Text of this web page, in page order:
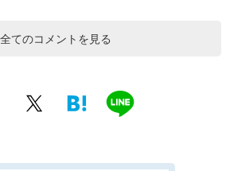
全てのコメントを見る